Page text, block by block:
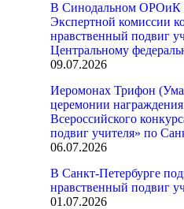
В Синодальном ОРОиК
Экспертной комиссии
нравственный подвиг
Центральному
09.07.2026
Иеромонах Трифон
церемонии
Всероссийского
подвиг учителя» по
06.07.2026
В Санкт-Петербурге
нравственный подвиг
01.07.2026